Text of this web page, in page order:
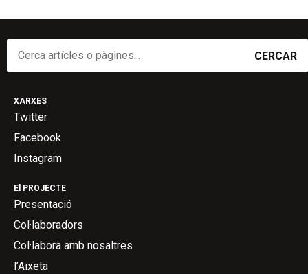
CERCAR
El PROJECTE
Presentació
Col·laboradors
Col·labora amb nosaltres
l’Aixeta
XARXES
Twitter
Facebook
Instagram